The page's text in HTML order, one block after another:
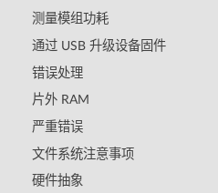
测量模组功耗
通过 USB 升级设备固件
错误处理
片外 RAM
严重错误
文件系统注意事项
硬件抽象